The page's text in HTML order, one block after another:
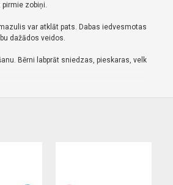
zobiņi.
var atklāt pats. Dabas iedvesmotas
dažādos veidos.
Bērni labprāt sniedzas, pieskaras, velk
jūsu bērnam.
rotaļlieta garantē drošu lietošanu.